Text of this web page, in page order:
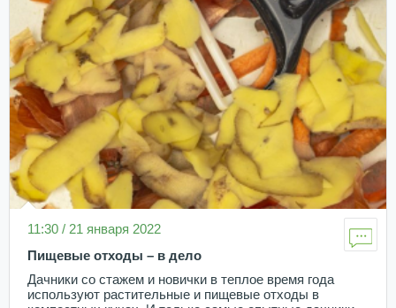
11:30 / 21 января 2022
Пищевые отходы – в дело
Дачники со стажем и новички в теплое время года
используют растительные и пищевые отходы в